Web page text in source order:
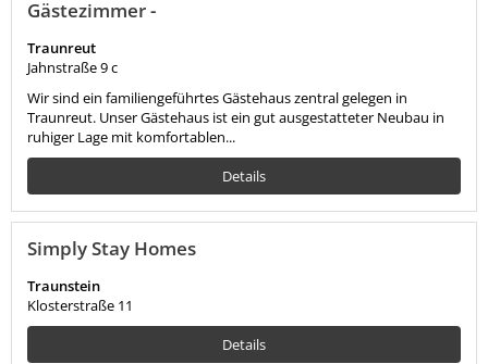
Gästezimmer -
Traunreut
Jahnstraße 9 c
Wir sind ein familiengeführtes Gästehaus zentral gelegen in
Traunreut. Unser Gästehaus ist ein gut ausgestatteter Neubau in
ruhiger Lage mit komfortablen...
Details
Simply Stay Homes
Traunstein
Klosterstraße 11
Details